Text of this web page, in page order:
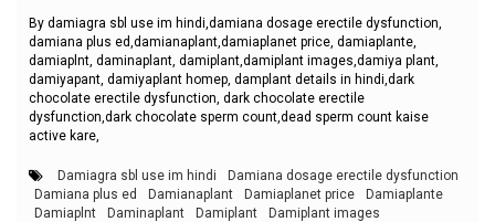
By damiagra sbl use im hindi,damiana dosage erectile dysfunction,
damiana plus ed,damianaplant,damiaplanet price, damiaplante,
damiaplnt, daminaplant, damiplant,damiplant images,damiya plant,
damiyapant, damiyaplant homep, damplant details in hindi,dark
chocolate erectile dysfunction, dark chocolate erectile
dysfunction,dark chocolate sperm count,dead sperm count kaise
active kare,
Damiagra sbl use im hindi
Damiana dosage erectile dysfunction
Damiana plus ed
Damianaplant Damiaplanet price
Damiaplante
Damiaplnt
Daminaplant Damiplant
Damiplant images